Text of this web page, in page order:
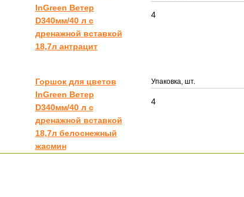
InGreen Ветер
D340мм/40 л с
дренажной вставкой
18,7л антрацит
4
Горшок для цветов
InGreen Ветер
D340мм/40 л с
дренажной вставкой
18,7л белоснежный
жасмин
Упаковка, шт.
4